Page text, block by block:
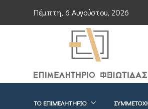
Πέμπτη, 6 Αυγούστου, 2026
ΤΟ ΕΠΙΜΕΛΗΤΉΡΙΟ